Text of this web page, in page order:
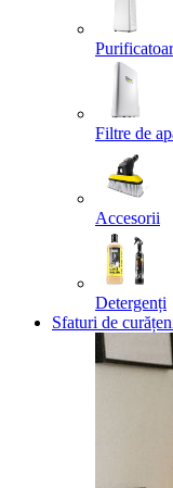
Filtre de
Accesorii
Detergenți
Sfaturi de